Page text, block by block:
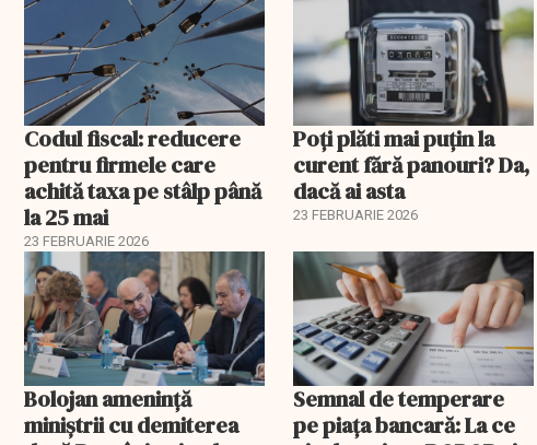
Codul fiscal: reducere
pentru firmele care
achită taxa pe stâlp până
la 25 mai
23 FEBRUARIE 2026
Poți plăti mai puțin la
curent fără panouri? Da,
dacă ai asta
23 FEBRUARIE 2026
Bolojan amenință
miniștrii cu demiterea
Semnal de temperare
pe piața bancară: La ce